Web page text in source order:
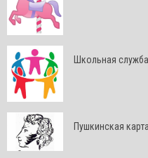
Школьная
Пушкинская карта